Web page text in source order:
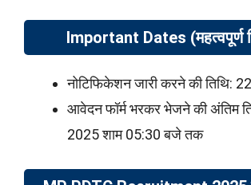
Important Dates (महत्वपूर्ण
नोटिफिकेशन जारी करने की तिथि:
आवेदन फॉर्म भरकर भेजने की अंतिम
2025 शाम 05:30 बजे तक